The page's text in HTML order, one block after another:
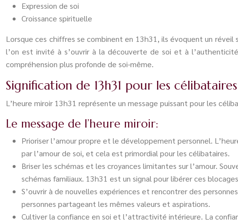
Expression de soi
Croissance spirituelle
Lorsque ces chiffres se combinent en 13h31, ils évoquent un
l’on est invité à s’ouvrir à la découverte de soi et à
compréhension plus profonde de soi-même.
Signification de 13h31 pour les célibataires
L’heure miroir 13h31 représente un message puissant pour les
Le message de l’heure miroir:
Prioriser l’amour propre et le développement personnel.
par l’amour de soi, et cela est primordial pour les célibataires.
Briser les schémas et les croyances limitantes sur l’amour.
schémas familiaux. 13h31 est un signal pour libérer ces
S’ouvrir à de nouvelles expériences et rencontrer des
personnes partageant les mêmes valeurs et aspirations.
Cultiver la confiance en soi et l’attractivité intérieure. La